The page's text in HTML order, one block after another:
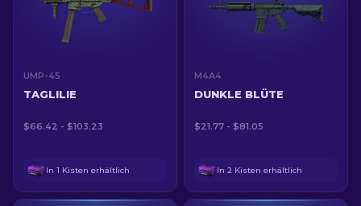
UMP-45
TAGLILIE
$66.42 - $103.23
In 1 Kisten erhältlich
M4A4
DUNKLE BLÜTE
$21.77 - $81.05
In 2 Kisten erhältlich